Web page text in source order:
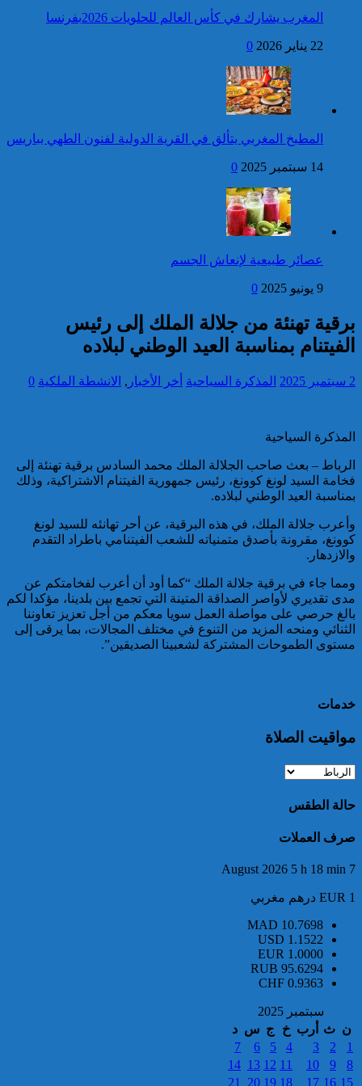
عيد العرش: جلالة الملك
يتوصل ببرقية تهنئة من رئيس
جمهورية ليتوانيا
فتح بحث للتحقق من الأفعال
الإجرامية المنسوبة لأربع وعشرين
شخصا للاشتباه في تورطهم في
الامتناع عن القيام بعمل من أعمال
وظيفتهم بغرض الارتشاء
واستغلال النفوذ
إحصائيات مكافحة الجريمة ..
استمرار ارتفاع معدل الزجر
بالعنف
تقديم 17 موقوفا على أنظار النيابة
عرفتها منطقة سيدي الطيبي
الوكيل العام للملك بمحكمة
الاستئناف بالدار البيضاء على
خلفية ادعاءات وهمية وجرائم
مزعومة نسبها له حساب على
شبكات التواصل الاجتماعي
خبير: “البيعة الإلكترونية” تكشف
تحول الإرهاب الرقمي بعد تفكيك
خلية داعشية بتطوان
تركيا:القضاء يأمر بحبس رئيس
بلدية إسطنبول على ذمة التحقيق
كاريكاتير
كاريكاتير
كاريكاتير
المغرب يشارك في كأس العالم للحلويات 2026بفرنسا
22 يناير 2026 0
المطبخ المغربي يتألق في القرية الدولية لفنون الطهي بباريس
14 سبتمبر 2025 0
عصائر طبيعية لإنعاش الجسم
9 يونيو 2025 0
برقية تهنئة من جلالة الملك إلى رئيس
الفيتنام بمناسبة العيد الوطني لبلاده
2 سبتمبر 2025 المذكرة السياحية أخر الأخبار , الانشطة الملكية 0
المذكرة السياحية
الرباط – بعث صاحب الجلالة الملك محمد السادس برقية تهنئة إلى
فخامة السيد لونغ كوونغ، رئيس جمهورية الفيتنام الاشتراكية، وذلك
بمناسبة العيد الوطني لبلاده.
وأعرب جلالة الملك، في هذه البرقية، عن أحر تهانئه للسيد لونغ
كوونغ، مقرونة بأصدق متمنياته للشعب الفيتنامي باطراد التقدم
والازدهار.
ومما جاء في برقية جلالة الملك “كما أود أن أعرب لفخامتكم عن
مدى تقديري لأواصر الصداقة المتينة التي تجمع بين بلدينا، مؤكدا لكم
بالغ حرصي على مواصلة العمل سويا معكم من أجل تعزيز تعاوننا
الثنائي ومنحه المزيد من التنوع في مختلف المجالات، بما يرقى إلى
مستوى الطموحات المشتركة لشعبينا الصديقين”.
خدمات
مواقيت الصلاة
حالة الطقس
صرف العملات
7 August 2026 5 h 18 min
EUR 1 درهم مغربي
MAD 10.7698
USD 1.1522
EUR 1.0000
RUB 95.6294
CHF 0.9363
سبتمبر 2025
ن ث أرب خ ج س د
1
2
3
4
5
6
7
8
9
10
11
12
13
14
15
16
17
18
19
20
21